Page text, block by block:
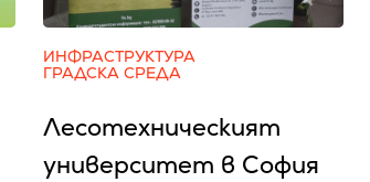
ИНФРАСТРУКТУРА
ГРАДСКА СРЕДА
Лесотехническият
университет в София